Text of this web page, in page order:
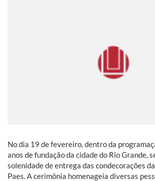
No dia 19 de fevereiro, dentro da
anos de fundação da cidade do Rio Grande,
solenidade de entrega das condecorações
Paes. A cerimônia homenageia diversas